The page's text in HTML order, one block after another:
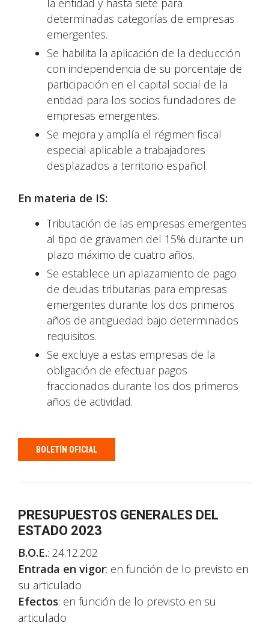
la entidad y hasta siete para
determinadas categorías de empresas
emergentes.
Se habilita la aplicación de la deducción
con independencia de su porcentaje de
participación en el capital social de la
entidad para los socios fundadores de
empresas emergentes.
Se mejora y amplía el régimen fiscal
especial aplicable a trabajadores
desplazados a territorio español.
En materia de IS:
Tributación de las empresas emergentes
al tipo de gravamen del 15% durante un
plazo máximo de cuatro años.
Se establece un aplazamiento de pago
de deudas tributarias para empresas
emergentes durante los dos primeros
años de antigüedad bajo determinados
requisitos.
Se excluye a estas empresas de la
obligación de efectuar pagos
fraccionados durante los dos primeros
años de actividad.
BOLETÍN OFICIAL
PRESUPUESTOS GENERALES DEL
ESTADO 2023
B.O.E.: 24.12.202
Entrada en vigor: en función de lo previsto en
su articulado
Efectos: en función de lo previsto en su
articulado